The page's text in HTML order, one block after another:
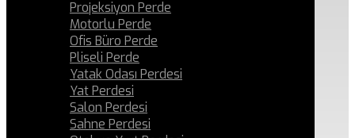
Projeksiyon Perde
Motorlu Perde
Ofis Büro Perde
Pliseli Perde
Yatak Odası Perdesi
Yat Perdesi
Salon Perdesi
Sahne Perdesi